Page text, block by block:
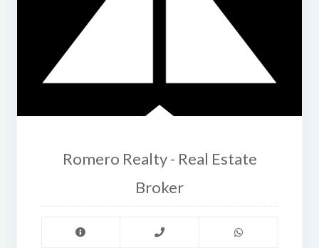
Romero Realty - Real Estate
Broker